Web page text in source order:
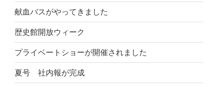
献血バスがやってきました
歴史館開放ウィーク
プライベートショーが開催されました
夏号 社内報が完成